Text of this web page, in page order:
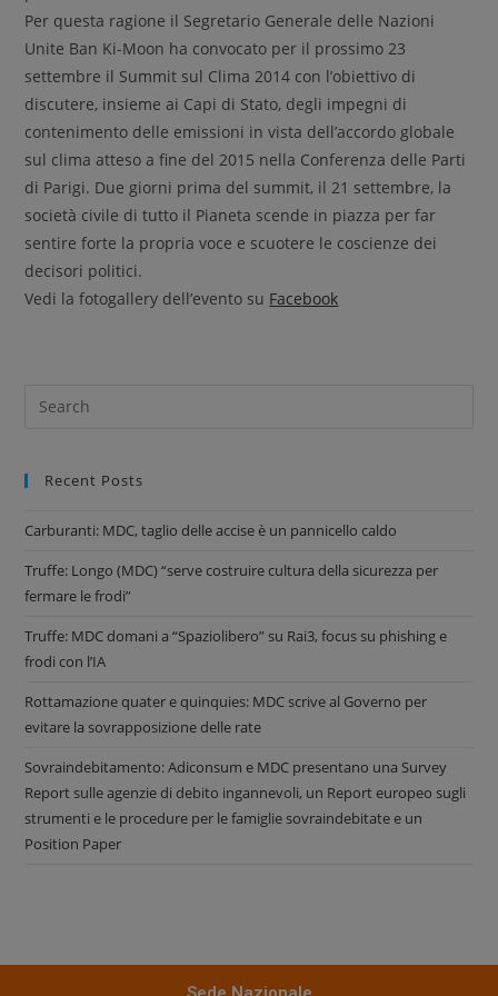
Per questa ragione il Segretario Generale delle Nazioni
Unite Ban Ki-Moon ha convocato per il prossimo 23
settembre il Summit sul Clima 2014 con l’obiettivo di
discutere, insieme ai Capi di Stato, degli impegni di
contenimento delle emissioni in vista dell’accordo globale
sul clima atteso a fine del 2015 nella Conferenza delle Parti
di Parigi. Due giorni prima del summit, il 21 settembre, la
società civile di tutto il Pianeta scende in piazza per far
sentire forte la propria voce e scuotere le coscienze dei
decisori politici.
Vedi la fotogallery dell’evento su Facebook
Recent Posts
Carburanti: MDC, taglio delle accise è un pannicello caldo
Truffe: Longo (MDC) “serve costruire cultura della sicurezza per
fermare le frodi”
Truffe: MDC domani a “Spaziolibero” su Rai3, focus su phishing e
frodi con l’IA
Rottamazione quater e quinquies: MDC scrive al Governo per
evitare la sovrapposizione delle rate
Sovraindebitamento: Adiconsum e MDC presentano una Survey
Report sulle agenzie di debito ingannevoli, un Report europeo sugli
strumenti e le procedure per le famiglie sovraindebitate e un
Position Paper